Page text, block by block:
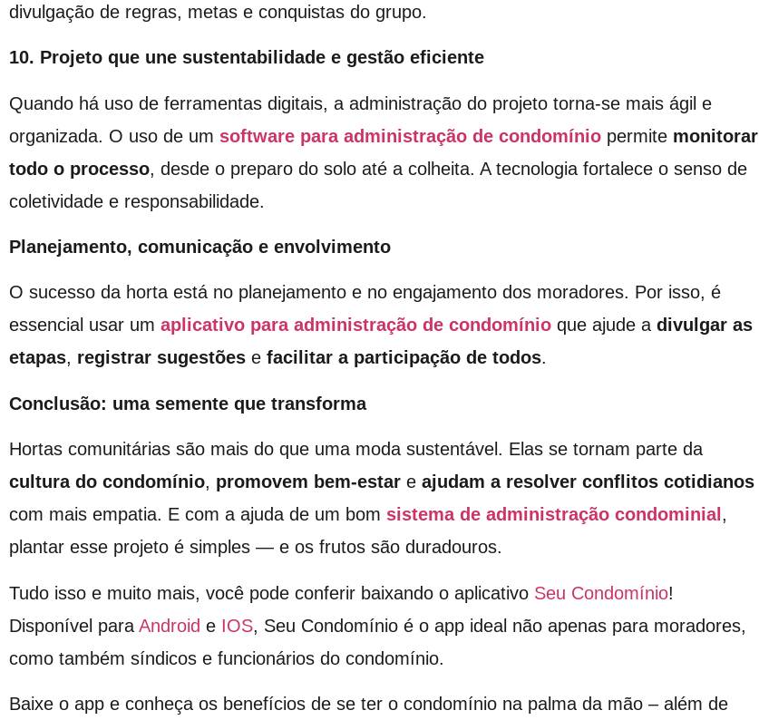
divulgação de regras, metas e conquistas do grupo.
10. Projeto que une sustentabilidade e gestão eficiente
Quando há uso de ferramentas digitais, a administração do projeto torna-se mais ágil e
organizada. O uso de um software para administração de condomínio permite monitorar
todo o processo, desde o preparo do solo até a colheita. A tecnologia fortalece o senso de
coletividade e responsabilidade.
Planejamento, comunicação e envolvimento
O sucesso da horta está no planejamento e no engajamento dos moradores. Por isso, é
essencial usar um aplicativo para administração de condomínio que ajude a divulgar as
etapas, registrar sugestões e facilitar a participação de todos.
Conclusão: uma semente que transforma
Hortas comunitárias são mais do que uma moda sustentável. Elas se tornam parte da
cultura do condomínio, promovem bem-estar e ajudam a resolver conflitos cotidianos
com mais empatia. E com a ajuda de um bom sistema de administração condominial ,
plantar esse projeto é simples — e os frutos são duradouros.
Tudo isso e muito mais, você pode conferir baixando o aplicativo Seu Condomínio!
Disponível para Android e IOS, Seu Condomínio é o app ideal não apenas para moradores,
como também síndicos e funcionários do condomínio.
Baixe o app e conheça os benefícios de se ter o condomínio na palma da mão – além de